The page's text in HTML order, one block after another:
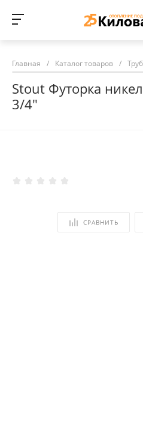
Главная / Каталог товаров /
Stout Футорка
3/4"
СРАВНИТЬ